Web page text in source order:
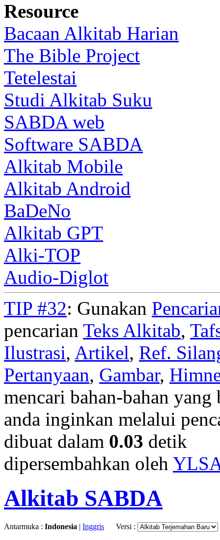
Resource
Bacaan Alkitab Harian
The Bible Project
Tetelestai
Studi Alkitab Suku
SABDA web
Software SABDA
Alkitab Mobile
Alkitab Android
BaDeNo
Alkitab GPT
Alki-TOP
Audio-Diglot
TIP #32: Gunakan
pencarian Teks Alkitab,
Ilustrasi, Artikel, Ref.
Pertanyaan, Gambar,
mencari bahan-bahan
anda inginkan melalui
dibuat dalam 0.03 detik
dipersembahkan oleh
Alkitab SABDA
Antarmuka : Indonesia | Inggris Versi :